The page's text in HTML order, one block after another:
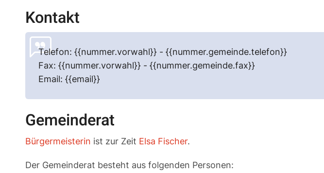
Kontakt
Telefon: {{nummer.vorwahl}} - {{nummer.gemeinde.telefon}}
Fax: {{nummer.vorwahl}} - {{nummer.gemeinde.fax}}
Email: {{email}}
Gemeinderat
Bürgermeisterin ist zur Zeit Elsa Fischer.
Der Gemeinderat besteht aus folgenden Personen: